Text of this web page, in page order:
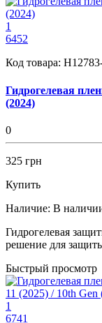
1
6452
Код товара:
Гидрогелевая
(2024)
0
325 грн
Купить
Наличие: В
Гидрогелевая
решение для
Быстрый просмотр
1
6741